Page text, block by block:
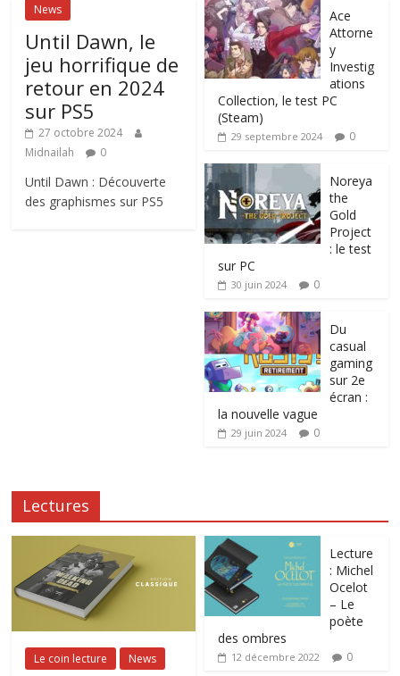
News
Until Dawn, le
jeu horrifique de
retour en 2024
sur PS5
27 octobre 2024
Midnailah
0
Until Dawn : Découverte
des graphismes sur PS5
Ace
Attorne
y
Investig
ations
Collection, le test PC
(Steam)
29 septembre 2024 0
Noreya
the
Gold
Project
: le test
sur PC
30 juin 2024 0
Du
casual
gaming
sur 2e
écran :
la nouvelle vague
29 juin 2024 0
Lectures
Le coin lecture News
Lecture
: Michel
Ocelot
– Le
poète
des ombres
12 décembre 2022 0